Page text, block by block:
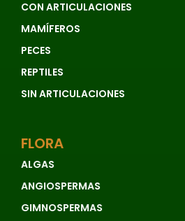
CON ARTICULACIONES
MAMÍFEROS
PECES
REPTILES
SIN ARTICULACIONES
FLORA
ALGAS
ANGIOSPERMAS
GIMNOSPERMAS